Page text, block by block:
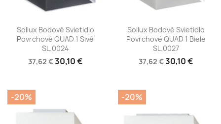
Sollux Bodové Svietidlo
Povrchové QUAD 1 Sivé
SL.0024
37,62 €30,10 €
Sollux Bodové Svietidlo
Povrchové QUAD 1 Biele
SL.0027
37,62 €30,10 €
-20% -20%